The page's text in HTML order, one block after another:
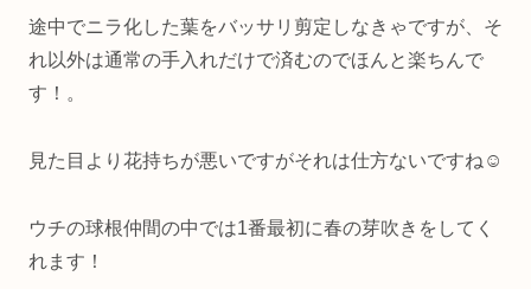
途中でニラ化した葉をバッサリ剪定しなきゃですが、そ
れ以外は通常の手入れだけで済むのでほんと楽ちんで
す！。
見た目より花持ちが悪いですがそれは仕方ないですね☺️
ウチの球根仲間の中では1番最初に春の芽吹きをしてく
れます！